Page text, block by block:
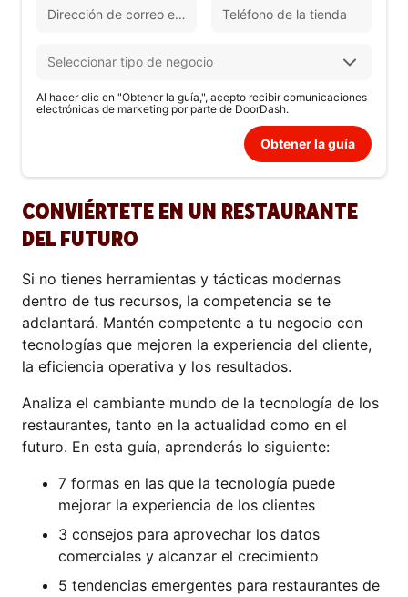
CONVIÉRTETE EN UN RESTAURANTE
DEL FUTURO
Si no tienes herramientas y tácticas modernas
dentro de tus recursos, la competencia se te
adelantará. Mantén competente a tu negocio con
tecnologías que mejoren la experiencia del cliente,
la eficiencia operativa y los resultados.
Analiza el cambiante mundo de la tecnología de los
restaurantes, tanto en la actualidad como en el
futuro. En esta guía, aprenderás lo siguiente:
7 formas en las que la tecnología puede
mejorar la experiencia de los clientes
3 consejos para aprovechar los datos
comerciales y alcanzar el crecimiento
5 tendencias emergentes para restaurantes de
Al hacer clic en "Obtener la guía,", acepto recibir comunicaciones
electrónicas de marketing por parte de DoorDash.
Obtener la guía